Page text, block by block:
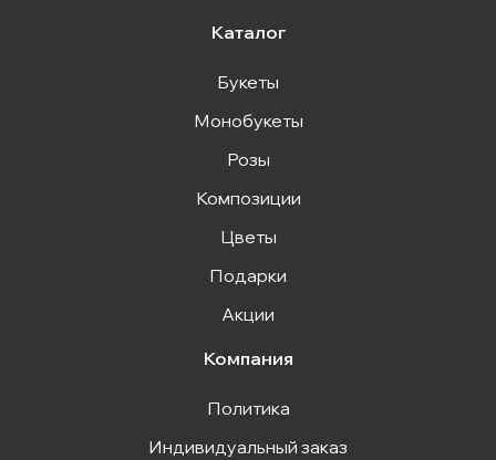
Каталог
Букеты
Монобукеты
Розы
Композиции
Цветы
Подарки
Акции
Компания
Политика
Индивидуальный заказ